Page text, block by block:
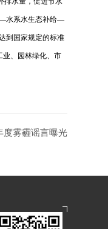
—水系水生态补给—
到国家规定的标准
业、园林绿化、市
度雾霾谣言曝光